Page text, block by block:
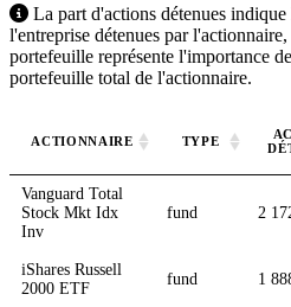
La part d'actions détenues
l'entreprise détenues par
portefeuille représente l'importance
portefeuille total de l'actionnaire.
ACTIONNAIRE TYPE
Vanguard Total
Stock Mkt Idx
Inv
fund 2
iShares Russell
2000 ETF
fund 1